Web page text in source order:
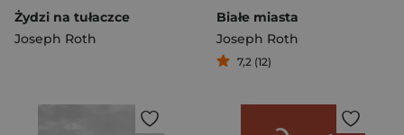
Żydzi na tułaczce
Joseph Roth
Białe miasta
Joseph Roth
7,2 (12)